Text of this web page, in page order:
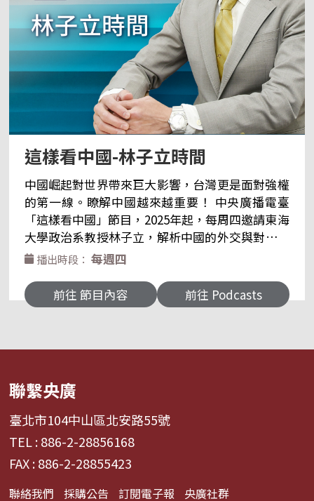
這樣看中國-林子立時間
中國崛起對世界帶來巨大影響，台灣更是面對強權
的第一線。瞭解中國越來越重要！ 中央廣播電臺
「這樣看中國」節目，2025年起，每周四邀請東海
大學政治系教授林子立，解析中國的外交與對外關
係。 歡迎透過電子郵件與我們聯繫，「這樣看中
20200203news@gmail.com PODCAST收聽：
Apple Podcasts、SPOTIFY 、SOUND ON
播出時段： 每週四
前往 節目內容 前往 Podcasts
聯繫央廣
臺北市104中山區北安路55號
TEL : 886-2-28856168
FAX : 886-2-28855423
聯絡我們 採購公告 訂閱電子報 央廣社群